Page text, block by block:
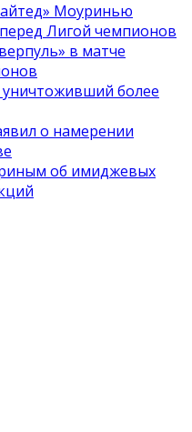
Моуринью
Лигой чемпионов
в матче
более
о намерении
об имиджевых